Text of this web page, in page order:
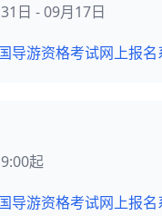
日 - 09月17日
导游资格考试网上报名
起
导游资格考试网上报名